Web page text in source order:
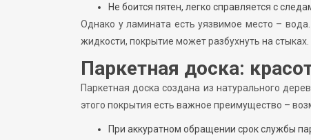
Не боится пятен, легко справляется с
Однако у ламината есть уязвимое место –
жидкости, покрытие может разбухнуть на стыках.
Паркетная доска:
Паркетная доска создана из натурального
этого покрытия есть важное преимущество –
При аккуратном обращении срок службы